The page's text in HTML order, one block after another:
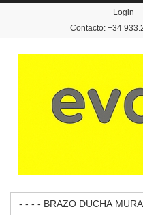
Login
Contacto: +34
- - - - BRAZO DUCHA